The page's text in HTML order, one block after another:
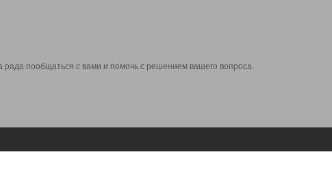
рада пообщаться с вами и помочь с решением вашего вопроса.